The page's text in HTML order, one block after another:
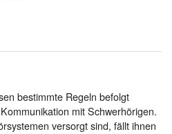
bestimmte Regeln befolgt
mit Schwerhörigen.
versorgt sind, fällt ihnen